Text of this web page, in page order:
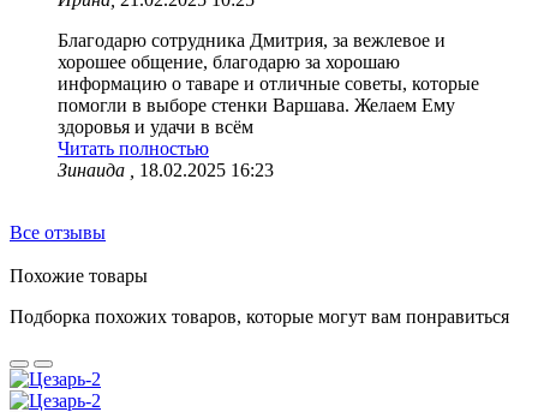
Благодарю сотрудника Дмитрия, за вежлевое и
хорошее общение, благодарю за хорошаю
информацию о таваре и отличные советы, которые
помогли в выборе стенки Варшава. Желаем Ему
здоровья и удачи в всём
Читать полностью
Зинаида ,
18.02.2025 16:23
Все отзывы
Похожие товары
Подборка похожих товаров, которые могут вам понравиться